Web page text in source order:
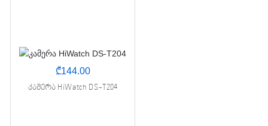
₾144.00
კამერა HiWatch DS-T204